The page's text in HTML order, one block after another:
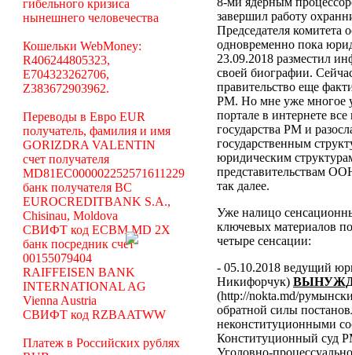
гибельного кризиса
нынешнего человечества
Кошельки WebMoney:
R406244805323,
E704323262706,
Z383672903962.
Переводы в Евро EUR
получатель, фамилия и имя
GORIZDRA VALENTIN
счет получателя
MD81EC000002252571611229
банк получателя BC
EUROCREDITBANK S.A.,
Chisinau, Moldova
СВИФТ код ECBM MD 2X
банк посредник счет
00155079404
RAIFFEISEN BANK
INTERNATIONAL AG
Vienna Austria
СВИФТ код RZBAATWW
Платеж в Российских рублях
завершил работу
Председателя комитета
одновременно пока
23.09.2018 разместил
своей биографии.
правительство еще
РМ. Но мне уже многое
портале в интернете
государства РМ и
государственным
юридическим
представительствам
так далее.
Уже налицо
ключевых материалов
четыре сенсации:
- 05.10.2018 ведущий
Никифорчук)
(http://nokta.md/
обратной силы
неконституционными
Конституционный суд
Уголовно-